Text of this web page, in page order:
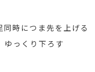
時につま先を上げる
ゆっくり下ろす